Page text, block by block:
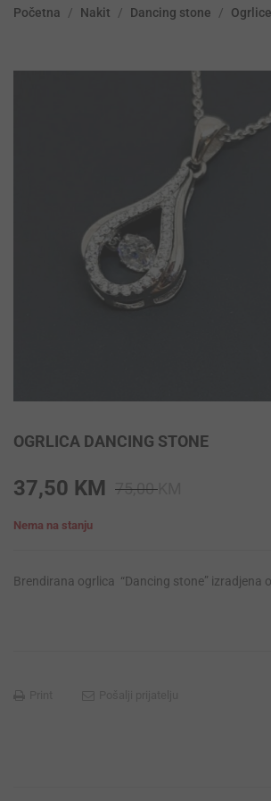
Početna / Nakit / Dancing stone / Ogrlice
OGRLICA DANCING STONE
75,00
37,50 KM
Nema na stanju
Brendirana ogrlica “Dancing stone” izradjena